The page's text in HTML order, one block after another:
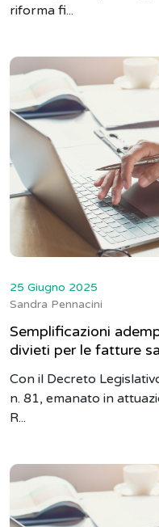
riforma fi...
25 Giugno 2025
Sandra Pennacini
Semplificazioni
divieti per le fatture
Con il Decreto
n. 81, emanato in
R...